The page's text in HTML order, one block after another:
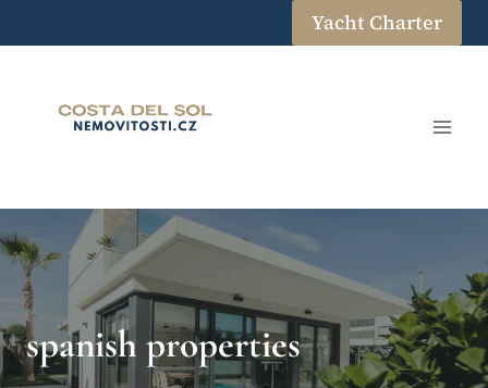
Yacht Charter
spanish properties